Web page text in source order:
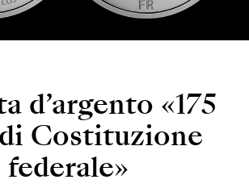
d’argento «175
Costituzione
federale»